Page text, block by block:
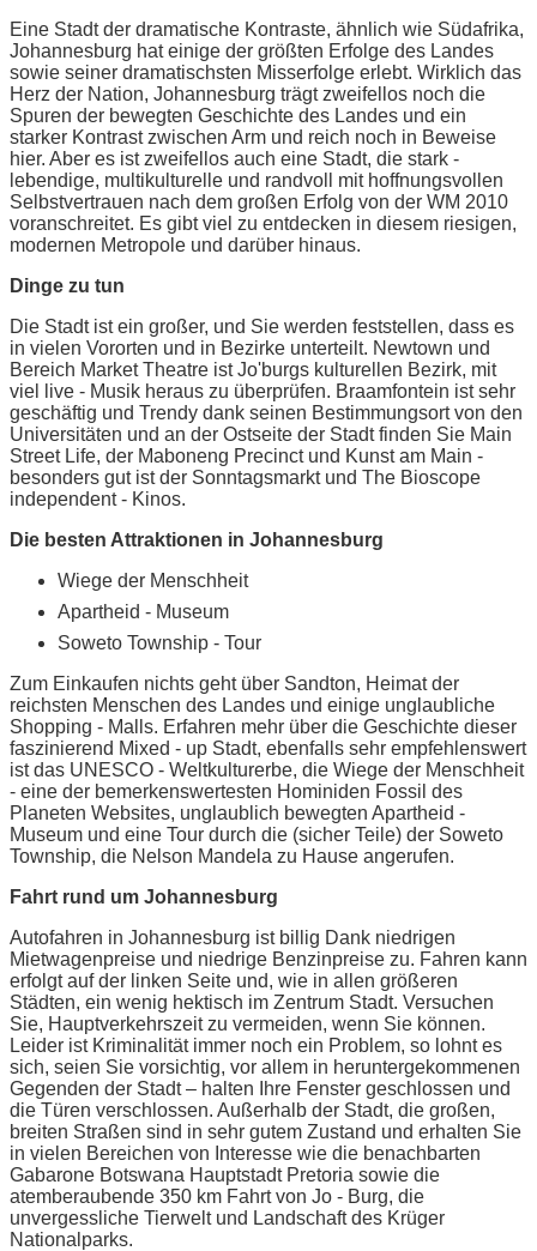
Eine Stadt der dramatische Kontraste, ähnlich wie Südafrika,
Johannesburg hat einige der größten Erfolge des Landes
sowie seiner dramatischsten Misserfolge erlebt. Wirklich das
Herz der Nation, Johannesburg trägt zweifellos noch die
Spuren der bewegten Geschichte des Landes und ein
starker Kontrast zwischen Arm und reich noch in Beweise
hier. Aber es ist zweifellos auch eine Stadt, die stark -
lebendige, multikulturelle und randvoll mit hoffnungsvollen
Selbstvertrauen nach dem großen Erfolg von der WM 2010
voranschreitet. Es gibt viel zu entdecken in diesem riesigen,
modernen Metropole und darüber hinaus.
Dinge zu tun
Die Stadt ist ein großer, und Sie werden feststellen, dass es
in vielen Vororten und in Bezirke unterteilt. Newtown und
Bereich Market Theatre ist Jo'burgs kulturellen Bezirk, mit
viel live - Musik heraus zu überprüfen. Braamfontein ist sehr
geschäftig und Trendy dank seinen Bestimmungsort von den
Universitäten und an der Ostseite der Stadt finden Sie Main
Street Life, der Maboneng Precinct und Kunst am Main -
besonders gut ist der Sonntagsmarkt und The Bioscope
independent - Kinos.
Die besten Attraktionen in Johannesburg
Wiege der Menschheit
Apartheid - Museum
Soweto Township - Tour
Zum Einkaufen nichts geht über Sandton, Heimat der
reichsten Menschen des Landes und einige unglaubliche
Shopping - Malls. Erfahren mehr über die Geschichte dieser
faszinierend Mixed - up Stadt, ebenfalls sehr empfehlenswert
ist das UNESCO - Weltkulturerbe, die Wiege der Menschheit
- eine der bemerkenswertesten Hominiden Fossil des
Planeten Websites, unglaublich bewegten Apartheid -
Museum und eine Tour durch die (sicher Teile) der Soweto
Township, die Nelson Mandela zu Hause angerufen.
Fahrt rund um Johannesburg
Autofahren in Johannesburg ist billig Dank niedrigen
Mietwagenpreise und niedrige Benzinpreise zu. Fahren kann
erfolgt auf der linken Seite und, wie in allen größeren
Städten, ein wenig hektisch im Zentrum Stadt. Versuchen
Sie, Hauptverkehrszeit zu vermeiden, wenn Sie können.
Leider ist Kriminalität immer noch ein Problem, so lohnt es
sich, seien Sie vorsichtig, vor allem in heruntergekommenen
Gegenden der Stadt – halten Ihre Fenster geschlossen und
die Türen verschlossen. Außerhalb der Stadt, die großen,
breiten Straßen sind in sehr gutem Zustand und erhalten Sie
in vielen Bereichen von Interesse wie die benachbarten
Gabarone Botswana Hauptstadt Pretoria sowie die
atemberaubende 350 km Fahrt von Jo - Burg, die
unvergessliche Tierwelt und Landschaft des Krüger
Nationalparks.